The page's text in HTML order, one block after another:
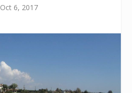
Oct 6, 2017